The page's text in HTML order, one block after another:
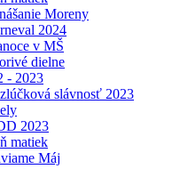
Moreny
2024
v MŠ
dielne
- 2023
slávnosť 2023
2023
matiek
Máj